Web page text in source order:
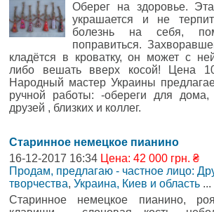
Оберег на здоровье.
украшается и не
болезнь на себя,
поправиться.
кладётся в кроватку, он может с
либо вешать вверх косой! Цена
Народный мастер Украины
ручной работы: -обереги для дома,
друзей , близких и коллег.
Старинное немецкое пианино
16-12-2017 16:34 Цена: 42 000 грн. ₴
Продам, предлагаю - частное лицо:
творчества, Украина, Киев и область ...
Старинное немецкое пианино,